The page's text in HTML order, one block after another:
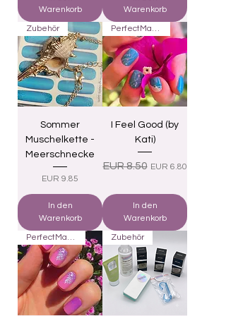
Warenkorb
Warenkorb
Zubehör
Sommer
Muschelkette -
Meerschnecke
Preis
EUR 9.85
In den
Warenkorb
PerfectMatch
I Feel Good (by
Kati)
Standardpreis
EUR 8.50 Sale-Preis
EUR 6.80
In den
Warenkorb
PerfectMatch Zubehör